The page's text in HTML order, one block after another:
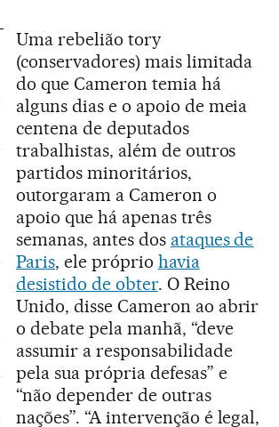
Uma rebelião tory
(conservadores) mais limitada
do que Cameron temia há
alguns dias e o apoio de meia
centena de deputados
trabalhistas, além de outros
partidos minoritários,
outorgaram a Cameron o
apoio que há apenas três
semanas, antes dos ataques de
Paris, ele próprio havia
desistido de obter. O Reino
Unido, disse Cameron ao abrir
o debate pela manhã, “deve
assumir a responsabilidade
pela sua própria defesas” e
“não depender de outras
nações”. “A intervenção é legal,